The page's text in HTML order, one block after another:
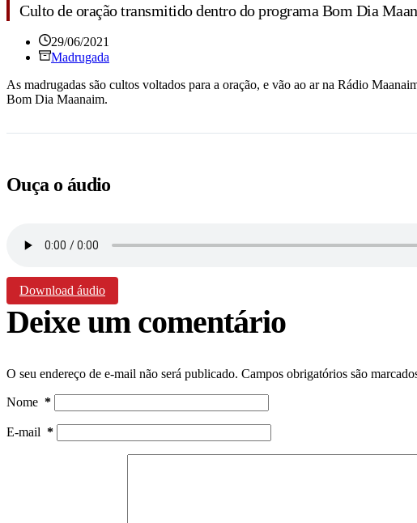
Culto de oração transmitido dentro do programa Bom Dia
29/06/2021
Madrugada
As madrugadas são cultos voltados para a oração, e vão ao ar na Rádio
Bom Dia Maanaim.
Ouça o áudio
Download áudio
Deixe um comentário
O seu endereço de e-mail não será publicado. Campos obrigatórios são
Nome *
E-mail *